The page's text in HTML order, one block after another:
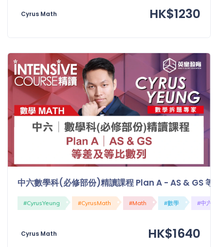
Cyrus Math HK$1230
中六數學科(必修部份)精讀課程 Plan A - AS & GS 等
#CyrusYeung #CyrusMath #Math #數學 #中六
Cyrus Math HK$1640